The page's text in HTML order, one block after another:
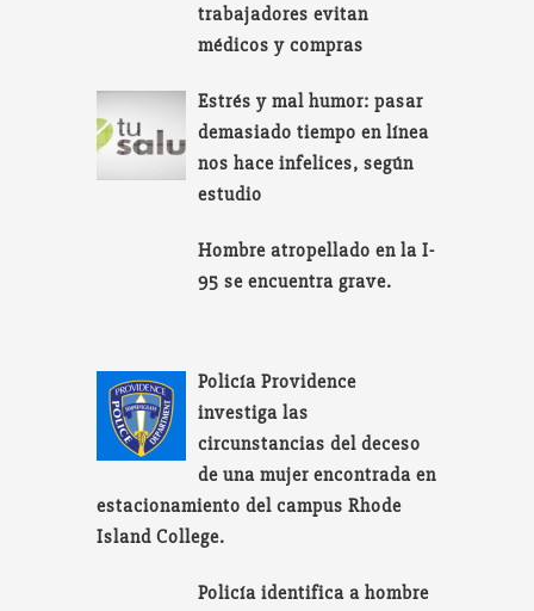
trabajadores evitan
médicos y compras
Estrés y mal humor: pasar
demasiado tiempo en línea
nos hace infelices, según
estudio
Hombre atropellado en la I-
95 se encuentra grave.
Policía Providence
investiga las
circunstancias del deceso
de una mujer encontrada en
estacionamiento del campus Rhode
Island College.
Policía identifica a hombre